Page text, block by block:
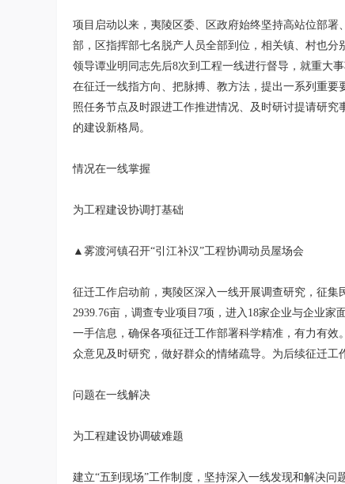
项目启动以来，夷陵区委、区政府始终坚持高站位部
部，区指挥部七名脱产人员全部到位，相关镇、村也
领导谭业明同志先后8次到工程一线进行督导，就重大
在征迁一线指方向、把脉搏、教方法，提出一系列重
照任务节点及时跟进工作推进情况、及时研讨提请研
的建设新格局。
情况在一线掌握
为工程建设协调打基础
▲雾渡河镇召开“引江补汉”工程协调动员屋场会
征迁工作启动前，夷陵区深入一线开展调查研究，征集
2939.76亩，调查专业项目7项，进入18家企业与企业
一手信息，确保各项征迁工作部署科学精准，有力有
众意见及时研究，做好群众的情绪疏导。为后续征迁工
问题在一线解决
为工程建设协调破难题
建立“五到现场”工作制度，坚持深入一线发现和解决